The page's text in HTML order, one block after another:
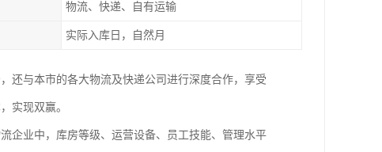
物流、快递、自有运输
实际入库日，自然月
还与本市的各大物流及快递公司进行深度合作，享受
实现双赢。
企业中，库房等级、运营设备、员工技能、管理水平